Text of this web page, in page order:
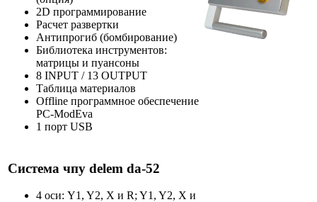
2D программирование
Расчет развертки
Антипрогиб (бомбирование)
Библиотека инструментов:
матрицы и пуансоны
8 INPUT / 13 OUTPUT
Таблица материалов
Offline программное обеспечение
PC-ModEva
1 порт USB
Система чпу delem da-52
4 оси: Y1, Y2, X и R; Y1, Y2, X и